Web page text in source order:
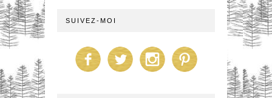
SUIVEZ-MOI